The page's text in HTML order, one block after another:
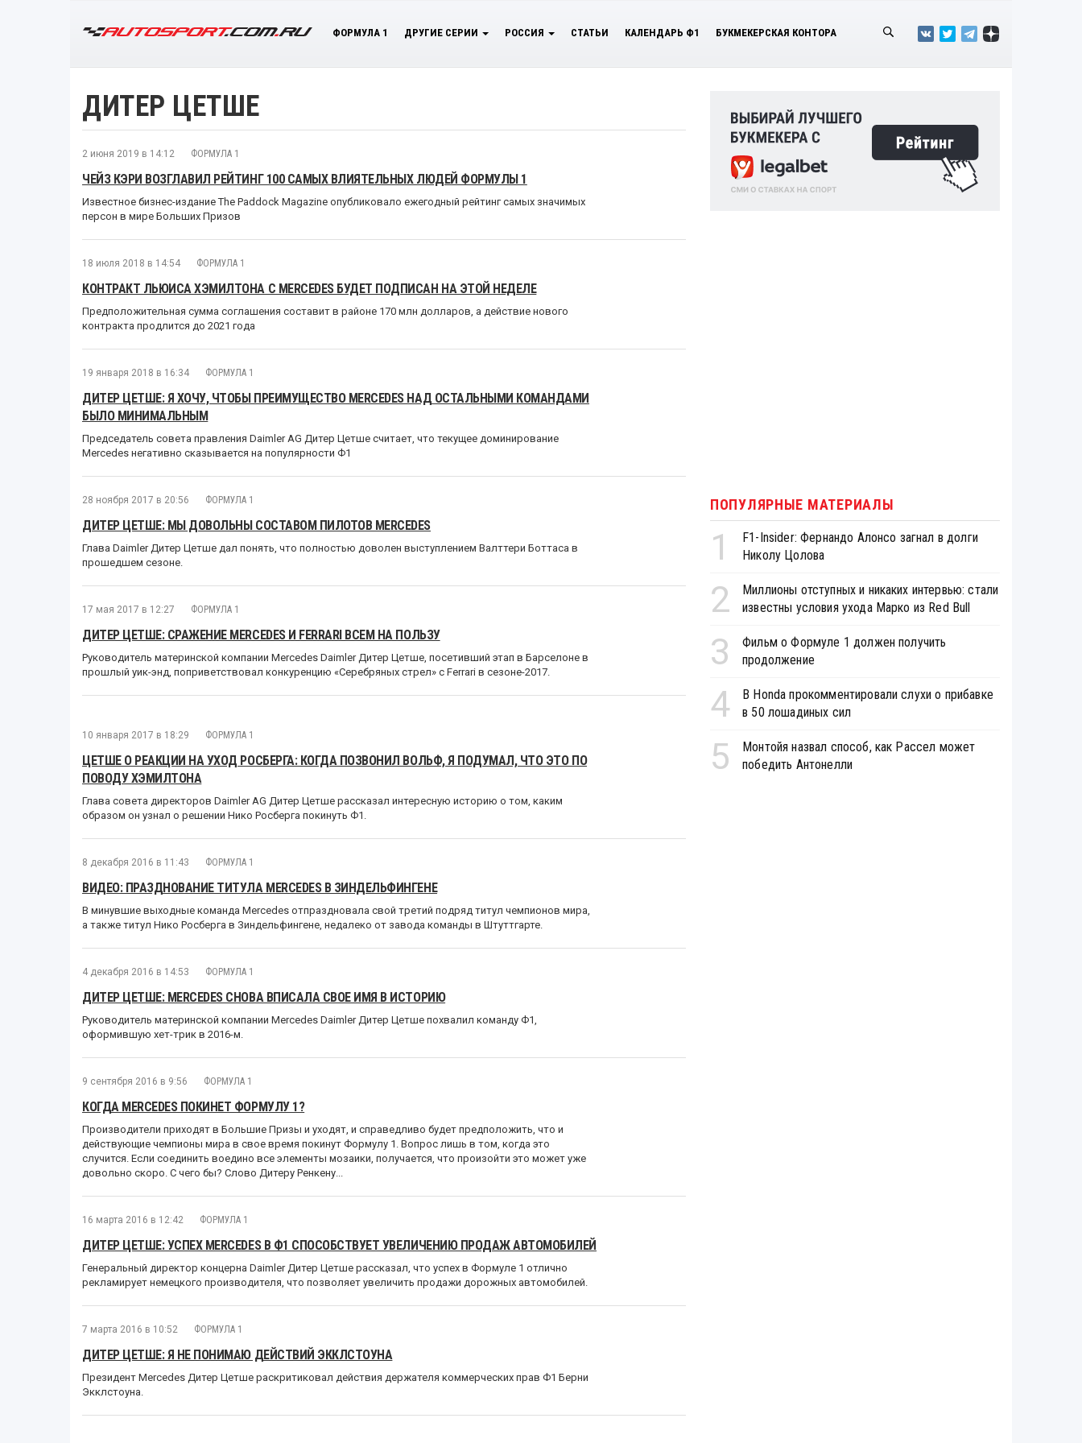
ФОРМУЛА 1 ДРУГИЕ СЕРИИ РОССИЯ СТАТЬИ КАЛЕНДАРЬ Ф1 БУКМЕКЕРСКАЯ КОНТОРА
ДИТЕР ЦЕТШЕ
2 июня 2019 в 14:12 ФОРМУЛА 1
ЧЕЙЗ КЭРИ ВОЗГЛАВИЛ РЕЙТИНГ 100 САМЫХ ВЛИЯТЕЛЬНЫХ ЛЮДЕЙ ФОРМУЛЫ 1
Известное бизнес-издание The Paddock Magazine опубликовало ежегодный рейтинг самых значимых
персон в мире Больших Призов
18 июля 2018 в 14:54 ФОРМУЛА 1
КОНТРАКТ ЛЬЮИСА ХЭМИЛТОНА С MERCEDES БУДЕТ ПОДПИСАН НА ЭТОЙ НЕДЕЛЕ
Предположительная сумма соглашения составит в районе 170 млн долларов, а действие нового
контракта продлится до 2021 года
19 января 2018 в 16:34 ФОРМУЛА 1
ДИТЕР ЦЕТШЕ: Я ХОЧУ, ЧТОБЫ ПРЕИМУЩЕСТВО MERCEDES НАД ОСТАЛЬНЫМИ КОМАНДАМИ
БЫЛО МИНИМАЛЬНЫМ
Председатель совета правления Daimler AG Дитер Цетше считает, что текущее доминирование
Mercedes негативно сказывается на популярности Ф1
28 ноября 2017 в 20:56 ФОРМУЛА 1
ДИТЕР ЦЕТШЕ: МЫ ДОВОЛЬНЫ СОСТАВОМ ПИЛОТОВ MERCEDES
Глава Daimler Дитер Цетше дал понять, что полностью доволен выступлением Валттери Боттаса в
прошедшем сезоне.
17 мая 2017 в 12:27 ФОРМУЛА 1
ДИТЕР ЦЕТШЕ: СРАЖЕНИЕ MERCEDES И FERRARI ВСЕМ НА ПОЛЬЗУ
Руководитель материнской компании Mercedes Daimler Дитер Цетше, посетивший этап в Барселоне в
прошлый уик-энд, поприветствовал конкуренцию «Серебряных стрел» с Ferrari в сезоне-2017.
10 января 2017 в 18:29 ФОРМУЛА 1
ЦЕТШЕ О РЕАКЦИИ НА УХОД РОСБЕРГА: КОГДА ПОЗВОНИЛ ВОЛЬФ, Я ПОДУМАЛ, ЧТО ЭТО ПО
ПОВОДУ ХЭМИЛТОНА
Глава совета директоров Daimler AG Дитер Цетше рассказал интересную историю о том, каким
образом он узнал о решении Нико Росберга покинуть Ф1.
8 декабря 2016 в 11:43 ФОРМУЛА 1
ВИДЕО: ПРАЗДНОВАНИЕ ТИТУЛА MERCEDES В ЗИНДЕЛЬФИНГЕНЕ
В минувшие выходные команда Mercedes отпраздновала свой третий подряд титул чемпионов мира,
а также титул Нико Росберга в Зиндельфингене, недалеко от завода команды в Штуттгарте.
4 декабря 2016 в 14:53 ФОРМУЛА 1
ДИТЕР ЦЕТШЕ: MERCEDES СНОВА ВПИСАЛА СВОЕ ИМЯ В ИСТОРИЮ
Руководитель материнской компании Mercedes Daimler Дитер Цетше похвалил команду Ф1,
оформившую хет-трик в 2016-м.
9 сентября 2016 в 9:56 ФОРМУЛА 1
КОГДА MERCEDES ПОКИНЕТ ФОРМУЛУ 1?
Производители приходят в Большие Призы и уходят, и справедливо будет предположить, что и
действующие чемпионы мира в свое время покинут Формулу 1. Вопрос лишь в том, когда это
случится. Если соединить воедино все элементы мозаики, получается, что произойти это может уже
довольно скоро. С чего бы? Слово Дитеру Ренкену...
16 марта 2016 в 12:42 ФОРМУЛА 1
ДИТЕР ЦЕТШЕ: УСПЕХ MERCEDES В Ф1 СПОСОБСТВУЕТ УВЕЛИЧЕНИЮ ПРОДАЖ АВТОМОБИЛЕЙ
Генеральный директор концерна Daimler Дитер Цетше рассказал, что успех в Формуле 1 отлично
рекламирует немецкого производителя, что позволяет увеличить продажи дорожных автомобилей.
7 марта 2016 в 10:52 ФОРМУЛА 1
ДИТЕР ЦЕТШЕ: Я НЕ ПОНИМАЮ ДЕЙСТВИЙ ЭККЛСТОУНА
Президент Mercedes Дитер Цетше раскритиковал действия держателя коммерческих прав Ф1 Берни
Экклстоуна.
ПОПУЛЯРНЫЕ МАТЕРИАЛЫ
1
F1-Insider: Фернандо Алонсо загнал в долги
Николу Цолова
2
Миллионы отступных и никаких интервью: стали
известны условия ухода Марко из Red Bull
3
Фильм о Формуле 1 должен получить
продолжение
4
В Honda прокомментировали слухи о прибавке
в 50 лошадиных сил
5
Монтойя назвал способ, как Рассел может
победить Антонелли